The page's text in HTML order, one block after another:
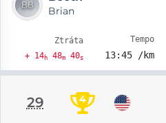
Brian
Ztráta
+ 14h48m40s
Tempo
13:45 /km
29 4